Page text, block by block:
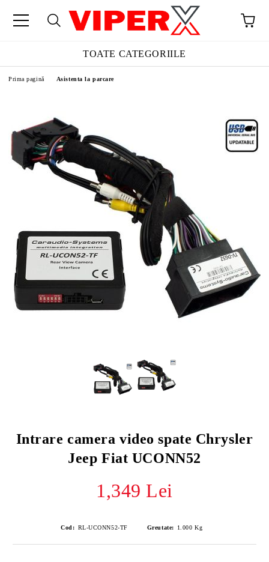
TOATE CATEGORIILE
Prima pagină Asistenta la parcare
Intrare camera video spate Chrysler
Jeep Fiat UCONN52
1,349 Lei
Cod: RL-UCONN52-TF Greutate: 1.000 Kg